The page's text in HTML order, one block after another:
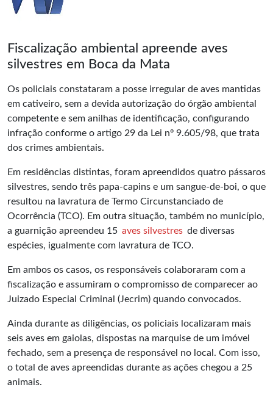
Fiscalização ambiental apreende aves
silvestres em Boca da Mata
Os policiais constataram a posse irregular de aves mantidas
em cativeiro, sem a devida autorização do órgão ambiental
competente e sem anilhas de identificação, configurando
infração conforme o artigo 29 da Lei nº 9.605/98, que trata
dos crimes ambientais.
Em residências distintas, foram apreendidos quatro pássaros
silvestres, sendo três papa-capins e um sangue-de-boi, o que
resultou na lavratura de Termo Circunstanciado de
Ocorrência (TCO). Em outra situação, também no município,
a guarnição apreendeu 15 aves silvestres de diversas
espécies, igualmente com lavratura de TCO.
Em ambos os casos, os responsáveis colaboraram com a
fiscalização e assumiram o compromisso de comparecer ao
Juizado Especial Criminal (Jecrim) quando convocados.
Ainda durante as diligências, os policiais localizaram mais
seis aves em gaiolas, dispostas na marquise de um imóvel
fechado, sem a presença de responsável no local. Com isso,
o total de aves apreendidas durante as ações chegou a 25
animais.